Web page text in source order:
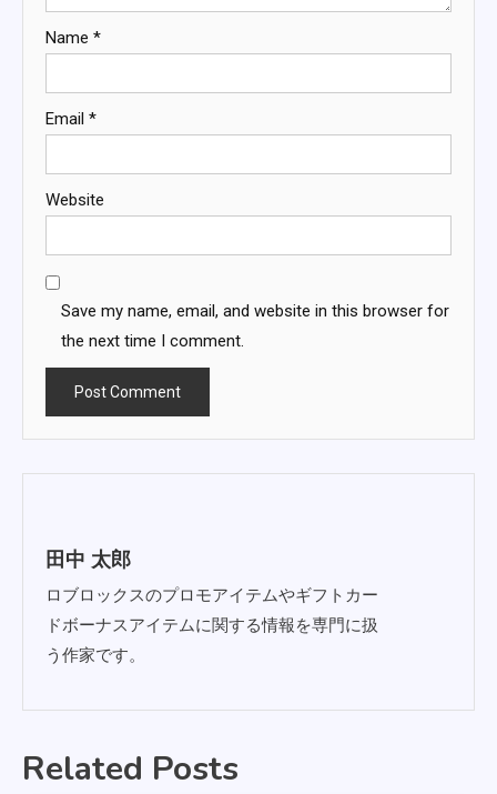
Name *
Email *
Website
Save my name, email, and website in this browser for
the next time I comment.
田中 太郎
ロブロックスのプロモアイテムやギフトカー
ドボーナスアイテムに関する情報を専門に扱
う作家です。
Related Posts